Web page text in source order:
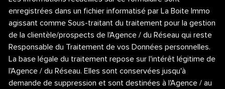
enregistrées dans un fichier informatisé par La Boite Immo
agissant comme Sous-traitant du traitement pour la gestion
de la clientèle/prospects de l'Agence / du Réseau qui reste
Responsable du Traitement de vos Données personnelles.
La base légale du traitement repose sur l'intérêt légitime de
l'Agence / du Réseau. Elles sont conservées jusqu'à
demande de suppression et sont destinées à l'Agence / au